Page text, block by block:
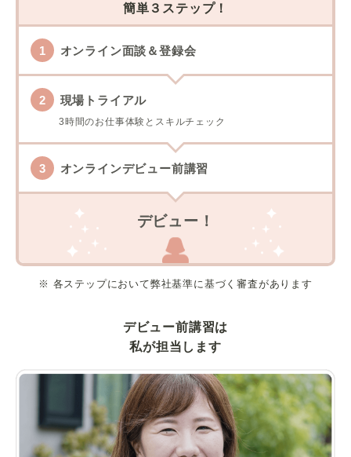
簡単３ステップ！
オンライン面談＆登録会
現場トライアル
3時間のお仕事体験とスキルチェック
オンラインデビュー前講習
デビュー！
※ 各ステップにおいて弊社基準に基づく審査があります
デビュー前講習は
私が担当します